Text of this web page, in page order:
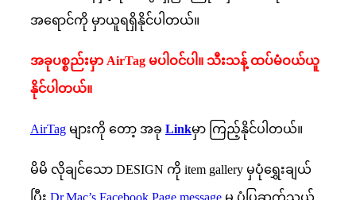
အရောင်ကို မှာယူရရှိနိုင်ပါတယ်။
အခုပစ္စည်းမှာ AirTag မပါဝင်ပါ။ သီးသန့် ထပ်မံဝယ်ယူ
နိုင်ပါတယ်။
AirTag များကို တော့ အခု Linkမှာ ကြည့်နိုင်ပါတယ်။
မိမိ လိုချင်သော DESIGN ကို item gallery မှပုံရွှေးချယ်
ပြီး Dr.Mac’s Facebook Page message မှ ပုံပြဆက်သွယ်